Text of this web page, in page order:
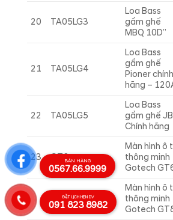
20 TA05LG3
Loa Bass
gầm ghế
MBQ 10D”
21 TA05LG4
Loa Bass
gầm ghế
Pioner chính
hãng –
22 TA05LG5
Loa Bass
gầm ghế
Chính hãng
23 GT6
Màn hình ô
thông minh
Gotech
GT8
Màn hình ô
thông minh
Gotech
BÁN HÀNG
0567.66.9999
ĐẶT LỊCH HẸN DV
091 823 8982